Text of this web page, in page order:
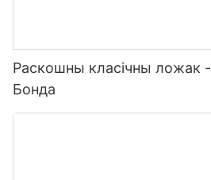
Раскошны класічны
Бонда